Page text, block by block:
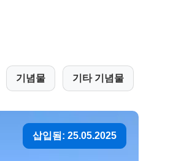
기념물 기타 기념물
삽입됨: 25.05.2025